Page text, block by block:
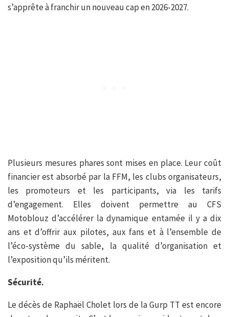
s’apprête à franchir un nouveau cap en 2026-2027.
Plusieurs mesures phares sont mises en place. Leur coût
financier est absorbé par la FFM, les clubs organisateurs,
les promoteurs et les participants, via les tarifs
d’engagement. Elles doivent permettre au CFS
Motoblouz d’accélérer la dynamique entamée il y a dix
ans et d’offrir aux pilotes, aux fans et à l’ensemble de
l’éco-système du sable, la qualité d’organisation et
l’exposition qu’ils méritent.
Sécurité.
Le décès de Raphaël Cholet lors de la Gurp TT est encore